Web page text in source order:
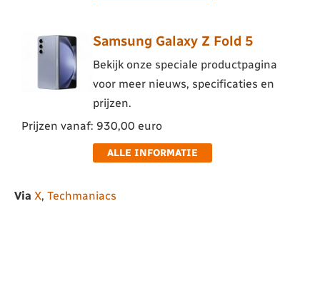
Samsung Galaxy Z Fold 5
Bekijk onze speciale productpagina
voor meer nieuws, specificaties en
prijzen.
Prijzen vanaf: 930,00 euro
ALLE INFORMATIE
Via X, Techmaniacs